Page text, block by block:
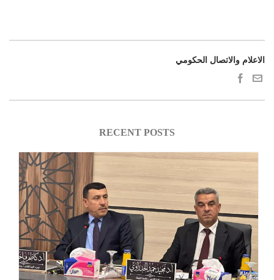
الاعلام والاتصال الحكومي
RECENT POSTS